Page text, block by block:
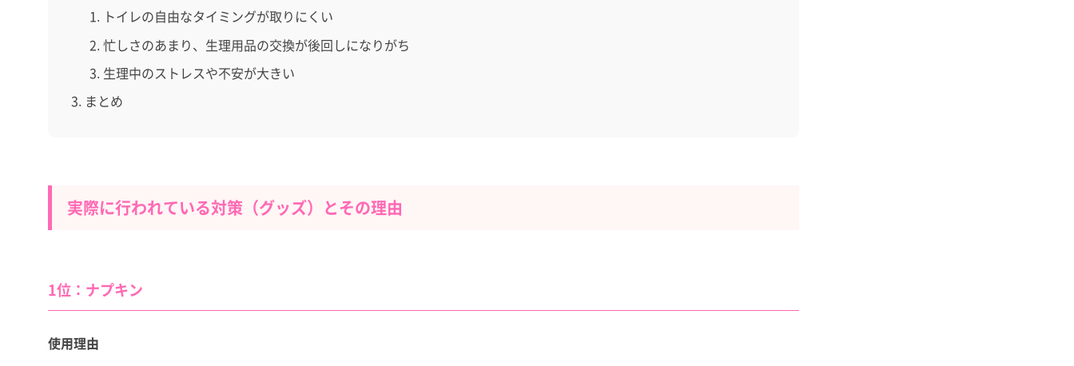
トイレの自由なタイミングが取りにくい
忙しさのあまり、生理用品の交換が後回しになりがち
生理中のストレスや不安が大きい
まとめ
実際に行われている対策（グッズ）とその理由
1位：ナプキン
使用理由